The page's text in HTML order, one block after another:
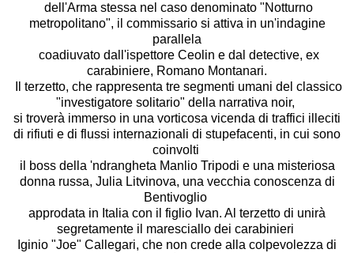
dell'Arma stessa nel caso denominato "Notturno
metropolitano", il commissario si attiva in un'indagine
parallela
coadiuvato dall'ispettore Ceolin e dal detective, ex
carabiniere, Romano Montanari.
Il terzetto, che rappresenta tre segmenti umani del classico
"investigatore solitario" della narrativa noir,
si troverà immerso in una vorticosa vicenda di traffici illeciti
di rifiuti e di flussi internazionali di stupefacenti, in cui sono
coinvolti
il boss della 'ndrangheta Manlio Tripodi e una misteriosa
donna russa, Julia Litvinova, una vecchia conoscenza di
Bentivoglio
approdata in Italia con il figlio Ivan. Al terzetto di unirà
segretamente il maresciallo dei carabinieri
Iginio "Joe" Callegari, che non crede alla colpevolezza di